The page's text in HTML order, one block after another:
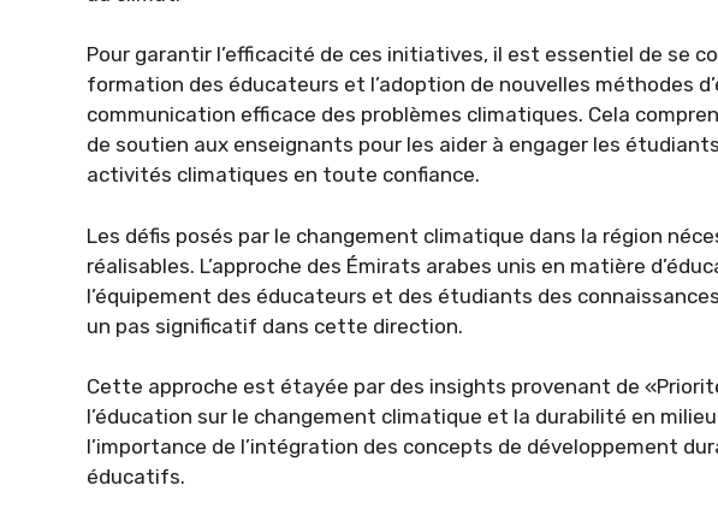
Pour garantir l’efficacité de ces initiatives, il est essentiel de se
formation des éducateurs et l’adoption de nouvelles méthodes
communication efficace des problèmes climatiques. Cela
de soutien aux enseignants pour les aider à engager les
activités climatiques en toute confiance.
Les défis posés par le changement climatique dans la région
réalisables. L’approche des Émirats arabes unis en matière
l’équipement des éducateurs et des étudiants des
un pas significatif dans cette direction.
Cette approche est étayée par des insights provenant de
l’éducation sur le changement climatique et la durabilité en
l’importance de l’intégration des concepts de développement
éducatifs.